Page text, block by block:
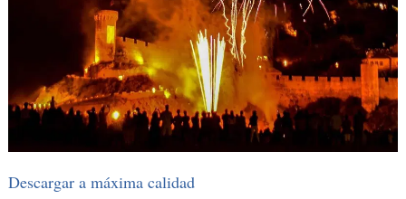
Descargar a máxima calidad